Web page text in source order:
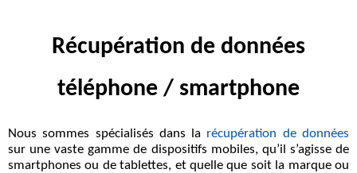
Récupération de données
téléphone / smartphone
Nous sommes spécialisés dans la récupération de données
sur une vaste gamme de dispositifs mobiles, qu’il s’agisse de
smartphones ou de tablettes, et quelle que soit la marque ou